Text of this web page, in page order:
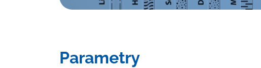
Parametry